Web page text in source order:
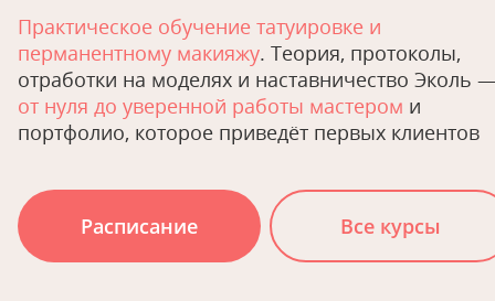
Практическое обучение татуировке и
перманентному макияжу. Теория, протоколы,
отработки на моделях и наставничество Эколь
от нуля до уверенной работы мастером и
портфолио, которое приведёт первых клиентов
Расписание Все курсы